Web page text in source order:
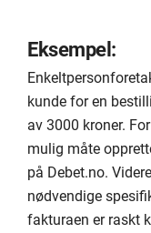
Eksempel:
kunde for en
av 3000 kroner.
mulig måte
på Debet.no.
nødvendige
fakturaen er raskt